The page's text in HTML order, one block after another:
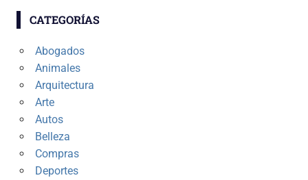
CATEGORÍAS
Abogados
Animales
Arquitectura
Arte
Autos
Belleza
Compras
Deportes